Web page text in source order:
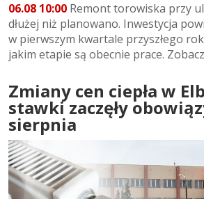
06.08 10:00 Remont torowiska przy
dłużej niż planowano. Inwestycja
w pierwszym kwartale przyszłego
jakim etapie są obecnie prace.
Zmiany cen ciepła w
stawki zaczęły
sierpnia